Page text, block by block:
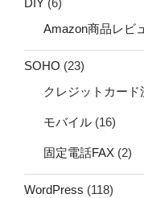
DIY (6)
Amazon商品レビ
SOHO (23)
クレジットカード
モバイル (16)
固定電話FAX (2)
WordPress (118)